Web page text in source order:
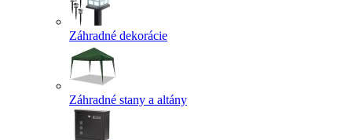
Záhradné dekorácie
Záhradné stany a altány